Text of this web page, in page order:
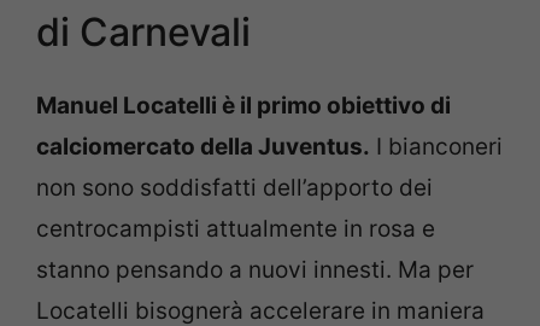
di Carnevali
Manuel Locatelli è il primo obiettivo di
calciomercato della Juventus. I bianconeri
non sono soddisfatti dell’apporto dei
centrocampisti attualmente in rosa e
stanno pensando a nuovi innesti. Ma per
Locatelli bisognerà accelerare in maniera